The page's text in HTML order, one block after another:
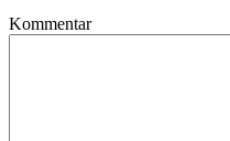
Kommentar